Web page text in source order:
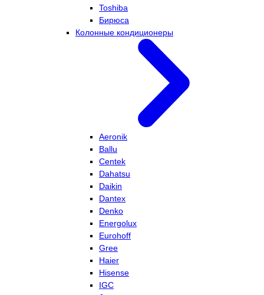
Toshiba
Бирюса
Колонные кондиционеры
Aeronik
Ballu
Centek
Dahatsu
Daikin
Dantex
Denko
Energolux
Eurohoff
Gree
Haier
Hisense
IGC